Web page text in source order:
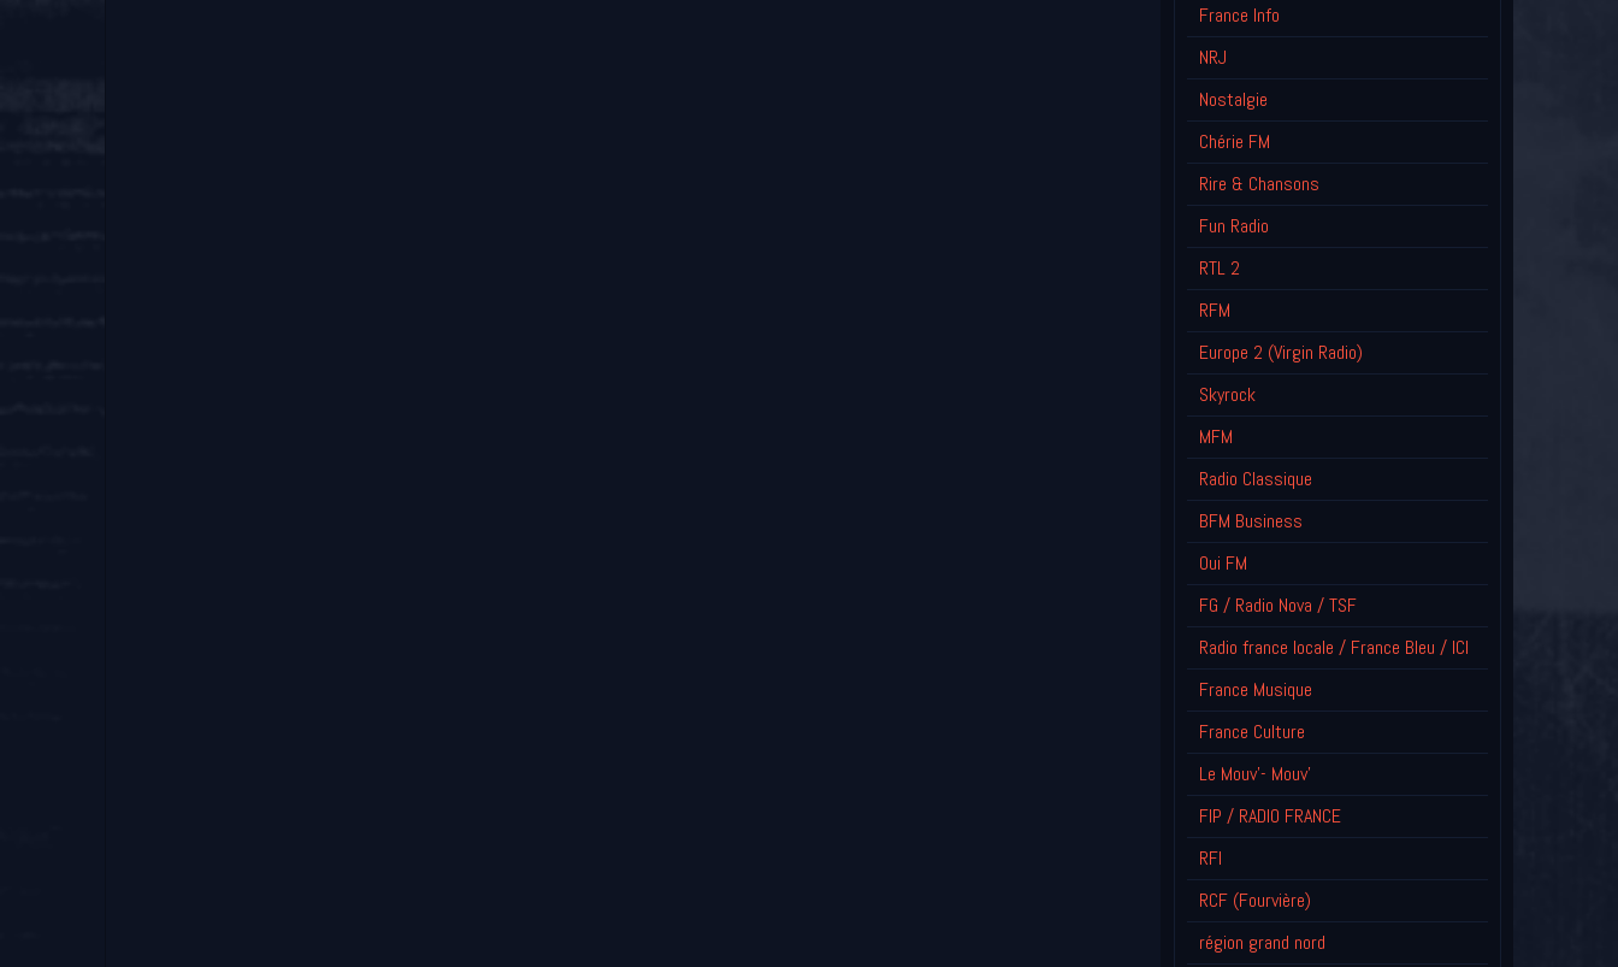
France Info
NRJ
Nostalgie
Chérie FM
Rire & Chansons
Fun Radio
RTL 2
RFM
Europe 2 (Virgin Radio)
Skyrock
MFM
Radio Classique
BFM Business
Oui FM
FG / Radio Nova / TSF
Radio france locale / France Bleu / ICI
France Musique
France Culture
Le Mouv'- Mouv'
FIP / RADIO FRANCE
RFI
RCF (Fourvière)
région grand nord